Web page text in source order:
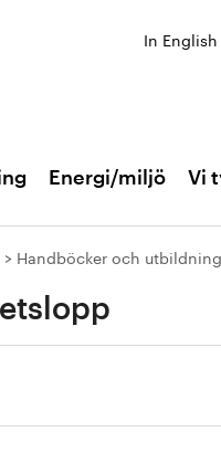
In English
Energi/miljö Vi
Handböcker och